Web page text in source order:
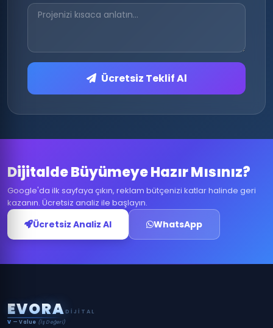
Ücretsiz Teklif Al
Dijitalde Büyümeye Hazır Mısınız?
Google'da ilk sayfaya çıkın, reklam bütçenizi katlar halinde geri
kazanın. Ücretsiz analiz ile başlayın.
Ücretsiz Analiz Al WhatsApp
EVORA DIJITAL
V — Value (İş Değeri)